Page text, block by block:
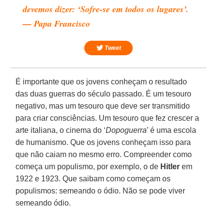
devemos dizer: ‘Sofre-se em todos os lugares’.
— Papa Francisco
Tweet
É importante que os jovens conheçam o resultado
das duas guerras do século passado. É um tesouro
negativo, mas um tesouro que deve ser transmitido
para criar consciências. Um tesouro que fez crescer a
arte italiana, o cinema do ‘Dopoguerra’ é uma escola
de humanismo. Que os jovens conheçam isso para
que não caiam no mesmo erro. Compreender como
começa um populismo, por exemplo, o de Hitler em
1922 e 1923. Que saibam como começam os
populismos: semeando o ódio. Não se pode viver
semeando ódio.